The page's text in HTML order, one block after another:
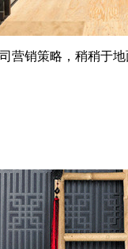
营销策略，稍稍于